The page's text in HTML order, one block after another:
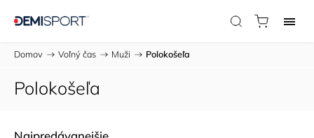
Domov / Voľný čas / Muži / Polokošeľa
Polokošeľa